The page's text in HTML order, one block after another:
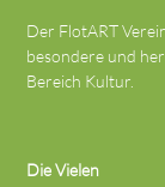
Der FlotART
besondere und
Bereich Kultur.
Die Vielen